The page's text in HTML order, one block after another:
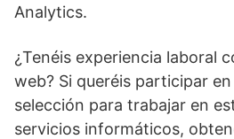
Analytics.
¿Tenéis experiencia laboral
web? Si queréis participar
selección para trabajar en
servicios informáticos,